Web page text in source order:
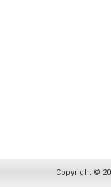
Copyright ©